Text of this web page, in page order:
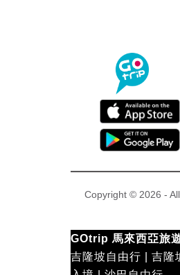
Copyright © 2026 -
GOtrip 馬來西亞旅
吉隆坡自由行
吉隆